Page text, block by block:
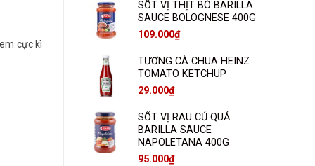
SỐT VỊ THỊT BÒ BARILLA
SAUCE BOLOGNESE 400G
109.000₫
TƯƠNG CÀ CHUA HEINZ
TOMATO KETCHUP
29.000₫
SỐT VỊ RAU CỦ QUẢ
BARILLA SAUCE
NAPOLETANA 400G
95.000₫
cực kì